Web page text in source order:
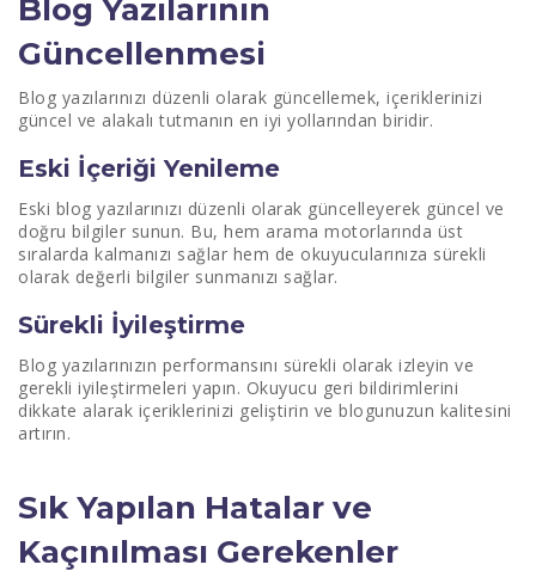
Blog Yazılarının
Güncellenmesi
Blog yazılarınızı düzenli olarak güncellemek, içeriklerinizi
güncel ve alakalı tutmanın en iyi yollarından biridir.
Eski İçeriği Yenileme
Eski blog yazılarınızı düzenli olarak güncelleyerek güncel ve
doğru bilgiler sunun. Bu, hem arama motorlarında üst
sıralarda kalmanızı sağlar hem de okuyucularınıza sürekli
olarak değerli bilgiler sunmanızı sağlar.
Sürekli İyileştirme
Blog yazılarınızın performansını sürekli olarak izleyin ve
gerekli iyileştirmeleri yapın. Okuyucu geri bildirimlerini
dikkate alarak içeriklerinizi geliştirin ve blogunuzun kalitesini
artırın.
Sık Yapılan Hatalar ve
Kaçınılması Gerekenler